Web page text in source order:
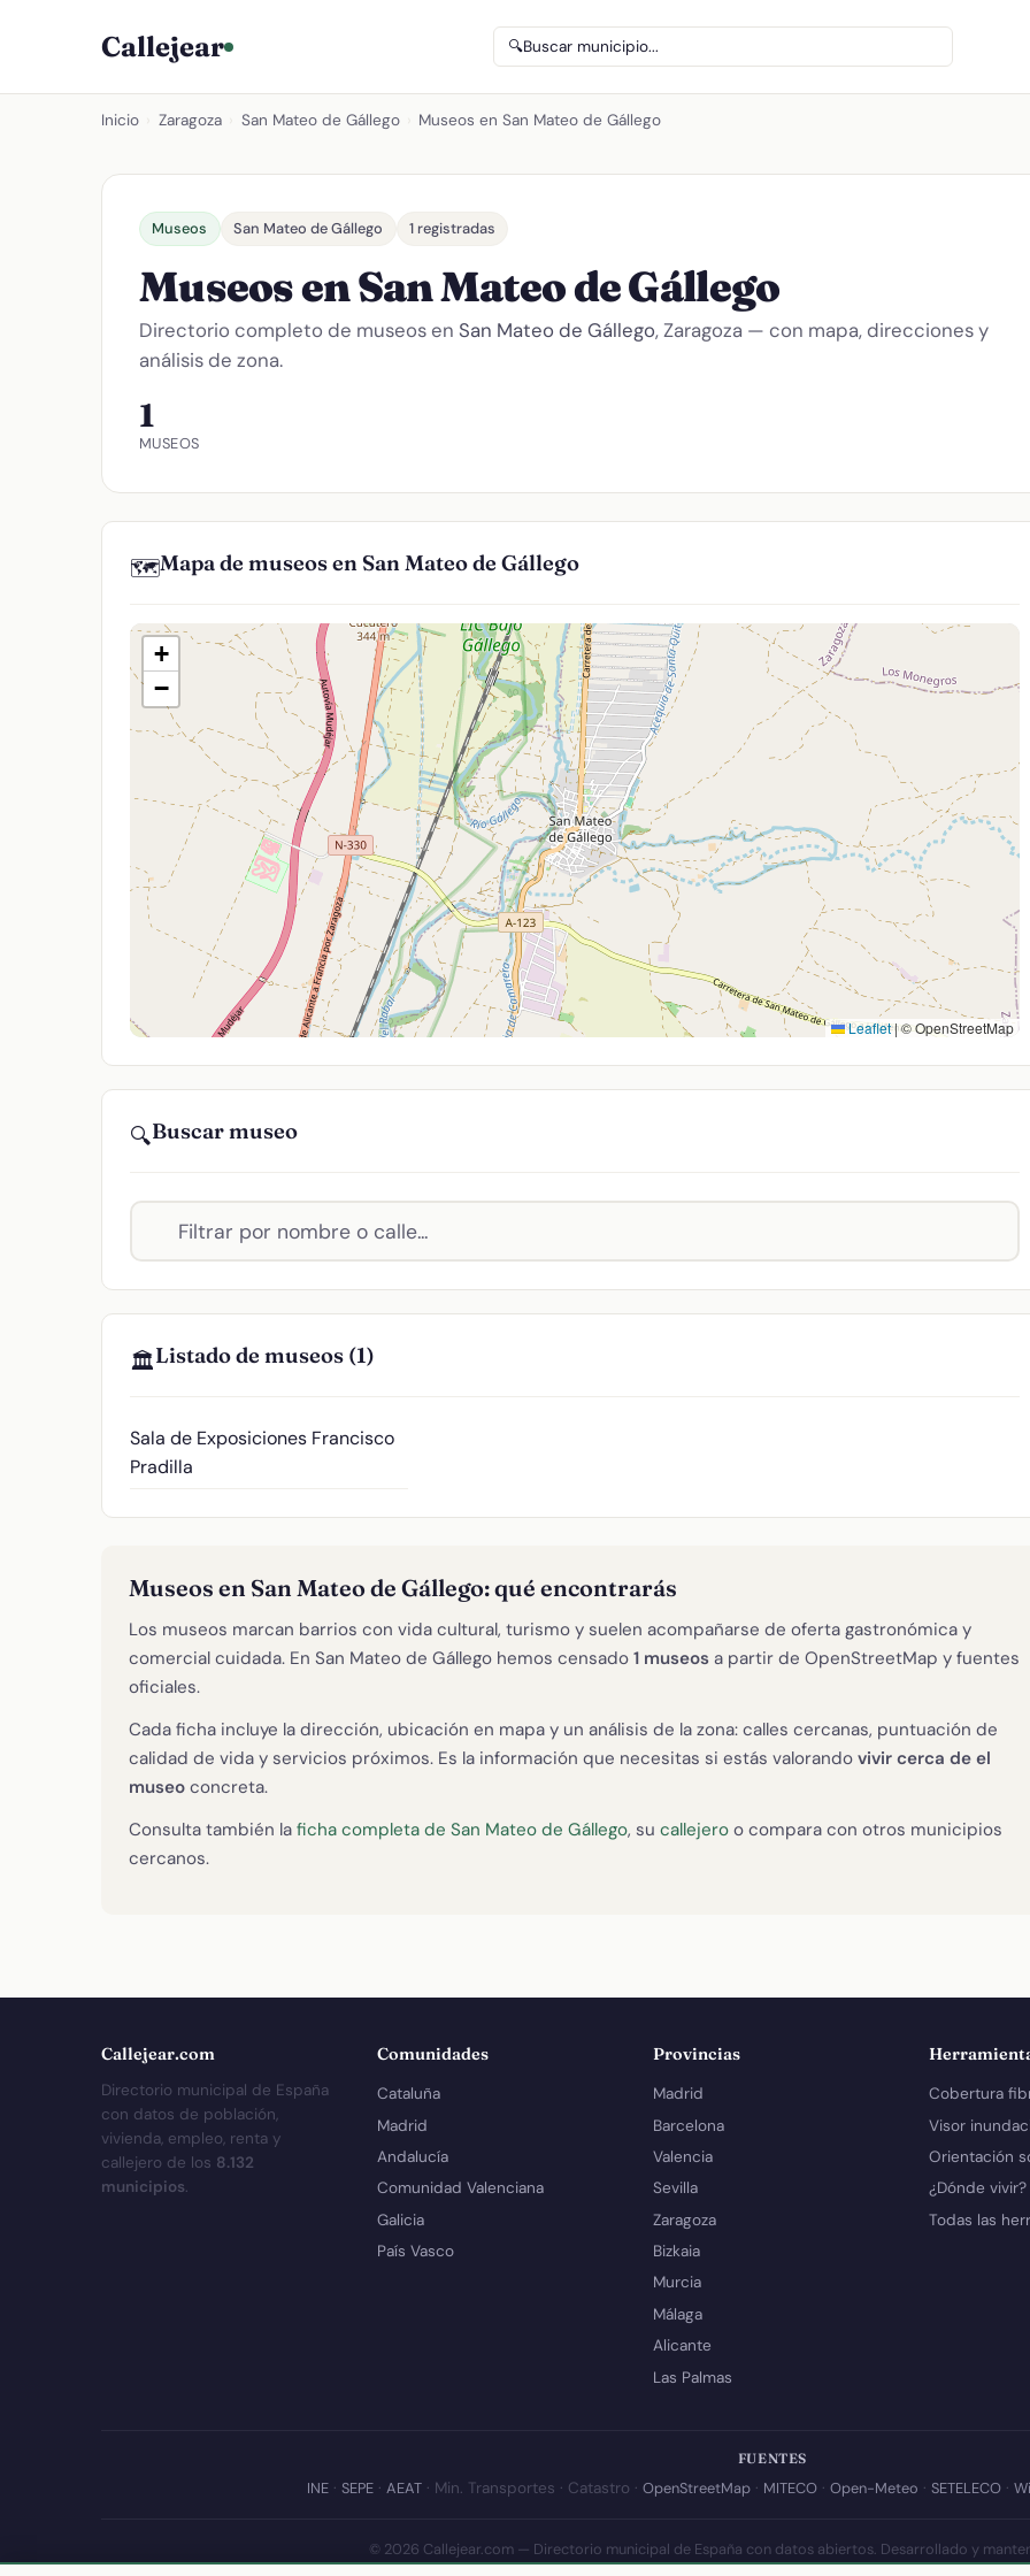
Callejear 🔍Buscar municipio...
Inicio Zaragoza San Mateo de Gállego Museos en San Mateo de Gállego
Museos San Mateo de Gállego 1 registradas
Museos en San Mateo de Gállego
Directorio completo de museos en San Mateo de Gállego, Zaragoza — con mapa, direcciones y
análisis de zona.
1
MUSEOS
🗺️Mapa de museos en San Mateo de Gállego
+
−
Leaflet|© OpenStreetMap
🔍Buscar museo
🏛️Listado de museos (1)
Sala de Exposiciones Francisco
Pradilla
Museos en San Mateo de Gállego: qué encontrarás
Los museos marcan barrios con vida cultural, turismo y suelen acompañarse de oferta gastronómica y
comercial cuidada. En San Mateo de Gállego hemos censado 1 museos a partir de OpenStreetMap y fuentes
oficiales.
Cada ficha incluye la dirección, ubicación en mapa y un análisis de la zona: calles cercanas, puntuación de
calidad de vida y servicios próximos. Es la información que necesitas si estás valorando vivir cerca de el
museo concreta.
Consulta también la ficha completa de San Mateo de Gállego, su callejero o compara con otros municipios
cercanos.
Callejear.com
Directorio municipal de España
con datos de población,
vivienda, empleo, renta y
callejero de los 8.132
municipios.
Comunidades
Cataluña
Madrid
Andalucía
Comunidad Valenciana
Galicia
País Vasco
Provincias
Madrid
Barcelona
Valencia
Sevilla
Zaragoza
Bizkaia
Murcia
Málaga
Alicante
Las Palmas
Cobertura
Visor
Orientación
¿Dónde vivir?
Todas las
FUENTES
INE · SEPE · AEAT · Min. Transportes · Catastro · OpenStreetMap · MITECO · Open-Meteo · SETELECO ·
© 2026 Callejear.com — Directorio municipal de España con datos abiertos. Desarrollado y